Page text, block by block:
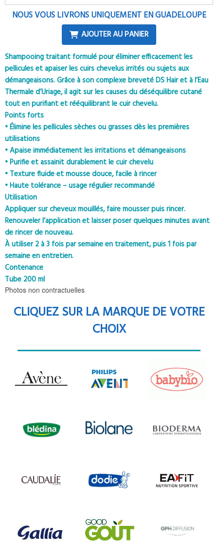
NOUS VOUS LIVRONS UNIQUEMENT EN GUADELOUPE
AJOUTER AU PANIER
Shampooing traitant formulé pour éliminer efficacement les
pellicules et apaiser les cuirs chevelus irrités ou sujets aux
démangeaisons. Grâce à son complexe breveté DS Hair et à l’Eau
Thermale d’Uriage, il agit sur les causes du déséquilibre cutané
tout en purifiant et rééquilibrant le cuir chevelu.
Points forts
• Élimine les pellicules sèches ou grasses dès les premières
utilisations
• Apaise immédiatement les irritations et démangeaisons
• Purifie et assainit durablement le cuir chevelu
• Texture fluide et mousse douce, facile à rincer
• Haute tolérance – usage régulier recommandé
Utilisation
Appliquer sur cheveux mouillés, faire mousser puis rincer.
Renouveler l’application et laisser poser quelques minutes avant
de rincer de nouveau.
À utiliser 2 à 3 fois par semaine en traitement, puis 1 fois par
semaine en entretien.
Contenance
Tube 200 ml
Photos non contractuelles
CLIQUEZ SUR LA MARQUE DE VOTRE
CHOIX